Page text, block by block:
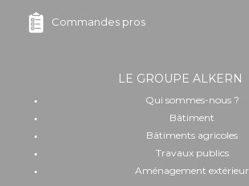
Commandes pros
LE GROUPE ALKERN
Qui sommes-nous ?
Bâtiment
Bâtiments agricoles
Travaux publics
Aménagement extérieur